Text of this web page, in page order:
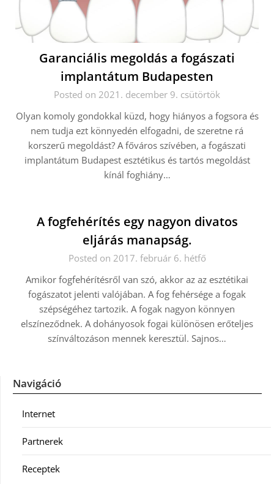
Garanciális megoldás a fogászati
implantátum Budapesten
Posted on 2021. december 9. csütörtök
Olyan komoly gondokkal küzd, hogy hiányos a fogsora és
nem tudja ezt könnyedén elfogadni, de szeretne rá
korszerű megoldást? A főváros szívében, a fogászati
implantátum Budapest esztétikus és tartós megoldást
kínál foghiány…
A fogfehérítés egy nagyon divatos
eljárás manapság.
Posted on 2017. február 6. hétfő
Amikor fogfehérítésről van szó, akkor az az esztétikai
fogászatot jelenti valójában. A fog fehérsége a fogak
szépségéhez tartozik. A fogak nagyon könnyen
elszíneződnek. A dohányosok fogai különösen erőteljes
színváltozáson mennek keresztül. Sajnos…
Navigáció
Internet
Partnerek
Receptek